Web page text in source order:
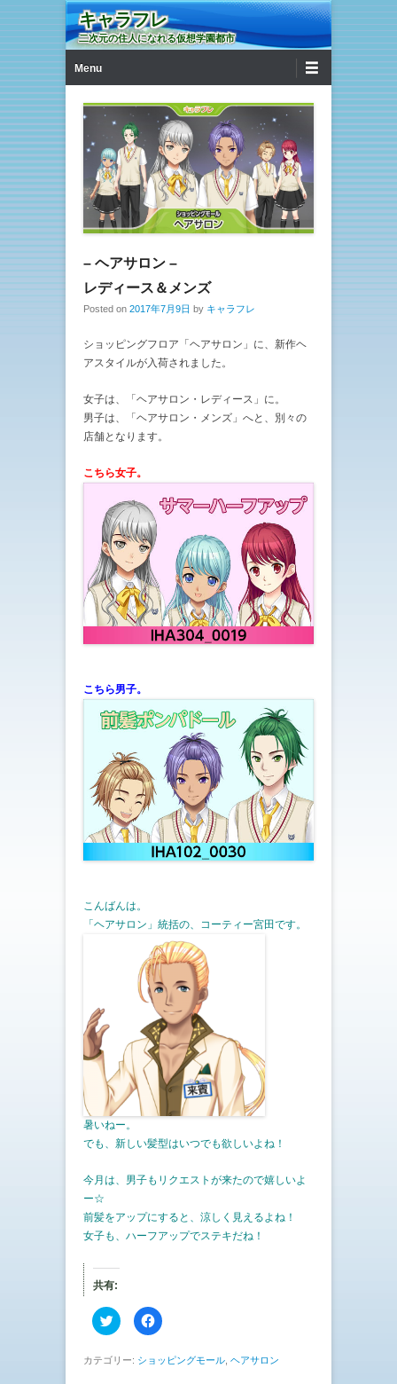
キャラフレ
二次元の住人になれる仮想学園都市
Menu
– ヘアサロン –
レディース＆メンズ
Posted on 2017年7月9日 by キャラフレ
ショッピングフロア「ヘアサロン」に、新作ヘ
アスタイルが入荷されました。
女子は、「ヘアサロン・レディース」に。
男子は、「ヘアサロン・メンズ」へと、別々の
店舗となります。
こちら女子。
こちら男子。
こんばんは。
「ヘアサロン」統括の、コーティー宮田です。
暑いねー。
でも、新しい髪型はいつでも欲しいよね！
今月は、男子もリクエストが来たので嬉しいよ
ー☆
前髪をアップにすると、涼しく見えるよね！
女子も、ハーフアップでステキだね！
共有:
ク
リ
し
F
a
b
カテゴリー: ショッピングモール ヘアサロン